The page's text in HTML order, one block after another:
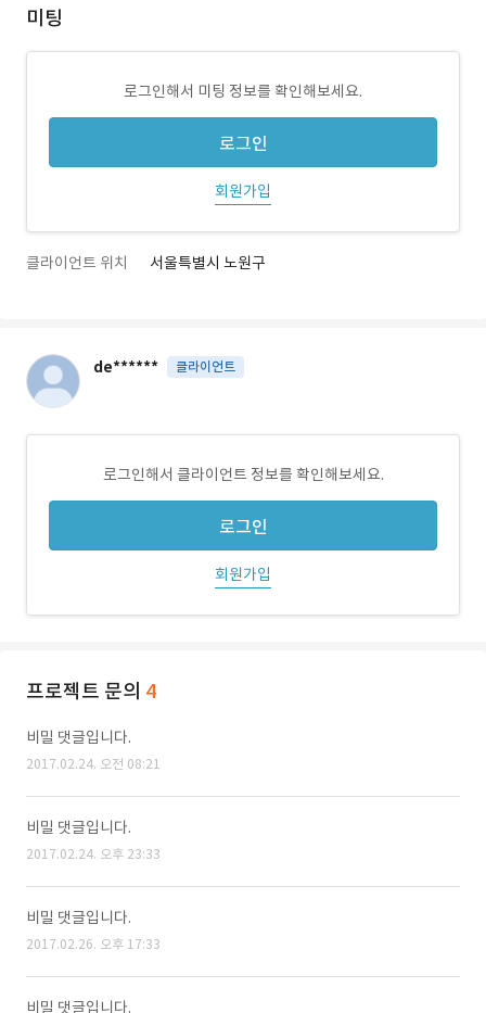
미팅
로그인해서 미팅 정보를 확인해보세요.
로그인
회원가입
클라이언트 위치 서울특별시 노원구
de****** 클라이언트
로그인해서 클라이언트 정보를 확인해보세요.
로그인
회원가입
프로젝트 문의 4
비밀 댓글입니다.
2017.02.24. 오전 08:21
비밀 댓글입니다.
2017.02.24. 오후 23:33
비밀 댓글입니다.
2017.02.26. 오후 17:33
비밀 댓글입니다.